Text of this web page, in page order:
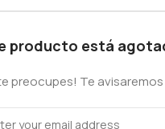
producto está
preocupes! Te